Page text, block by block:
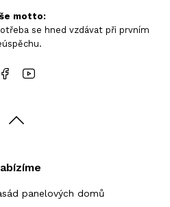
motto:
se hned vzdávat při prvním
panelových domů